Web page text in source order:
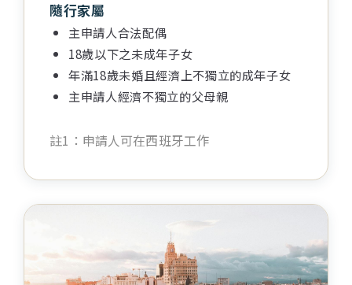
聖多美普林西比
聖多美普林西比概述
隨行家屬
主申請人合法配偶
18歲以下之未成年子女
年滿18歲未婚且經濟上不獨立的成年子女
主申請人經濟不獨立的父母親
註1：申請人可在西班牙工作